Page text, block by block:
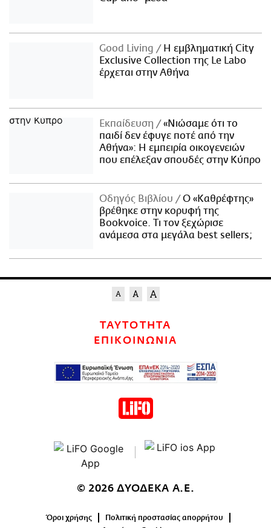
Good Living
Η εμβληματική City
Exclusive Collection της Le Labo
έρχεται στην Αθήνα
Εκπαίδευση
«Νιώσαμε ότι το
παιδί δεν έφυγε ποτέ από την
Αθήνα»: Η εμπειρία οικογενειών
που επέλεξαν σπουδές στην Κύπρο
Οδηγός Βιβλίου
Ο «Καθρέφτης»
βρέθηκε στην κορυφή της
Bookvoice. Τι τον ξεχώρισε
ανάμεσα στα μεγάλα best sellers;
ΤΑΥΤΟΤΗΤΑ
ΕΠΙΚΟΙΝΩΝΙΑ
© 2026 ΔΥΟΔΕΚΑ Α.Ε.
Όροι χρήσης
Πολιτική προστασίας απορρήτου